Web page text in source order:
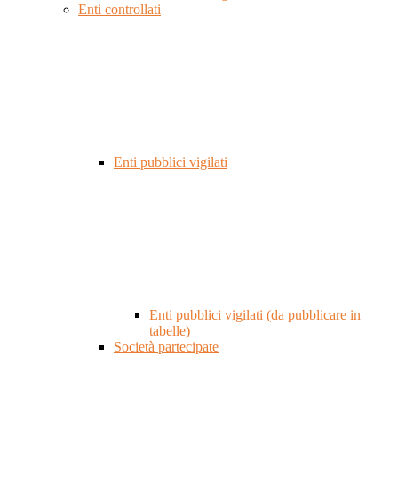
Enti controllati
Enti pubblici vigilati
Enti pubblici vigilati (da pubblicare in
tabelle)
Società partecipate